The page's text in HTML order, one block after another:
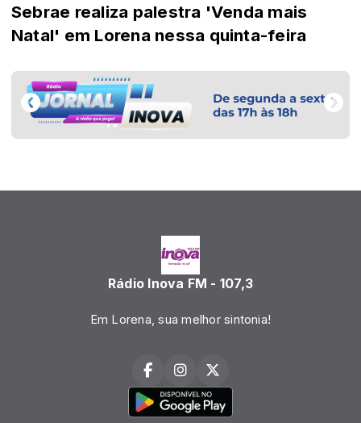
Sebrae realiza palestra 'Venda mais
Natal' em Lorena nessa quinta-feira
Rádio Inova FM - 107,3
Em Lorena, sua melhor sintonia!